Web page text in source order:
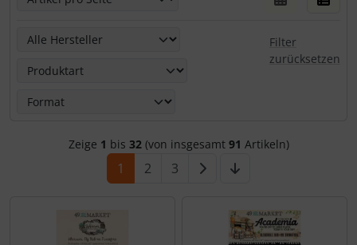
Hier kannst Du die nachfolgenden Artikel nach ihren
Filter
zurücksetzen
Zeige 1 bis 32(von insgesamt 91 Artikeln)
1 2 3